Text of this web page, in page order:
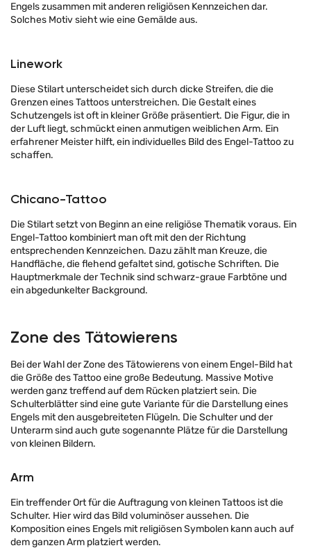
Engels zusammen mit anderen religiösen Kennzeichen dar.
Solches Motiv sieht wie eine Gemälde aus.
Linework
Diese Stilart unterscheidet sich durch dicke Streifen, die die
Grenzen eines Tattoos unterstreichen. Die Gestalt eines
Schutzengels ist oft in kleiner Größe präsentiert. Die Figur, die in
der Luft liegt, schmückt einen anmutigen weiblichen Arm. Ein
erfahrener Meister hilft, ein individuelles Bild des Engel-Tattoo zu
schaffen.
Chicano-Tattoo
Die Stilart setzt von Beginn an eine religiöse Thematik voraus. Ein
Engel-Tattoo kombiniert man oft mit den der Richtung
entsprechenden Kennzeichen. Dazu zählt man Kreuze, die
Handfläche, die flehend gefaltet sind, gotische Schriften. Die
Hauptmerkmale der Technik sind schwarz-graue Farbtöne und
ein abgedunkelter Background.
Zone des Tätowierens
Bei der Wahl der Zone des Tätowierens von einem Engel-Bild hat
die Größe des Tattoo eine große Bedeutung. Massive Motive
werden ganz treffend auf dem Rücken platziert sein. Die
Schulterblätter sind eine gute Variante für die Darstellung eines
Engels mit den ausgebreiteten Flügeln. Die Schulter und der
Unterarm sind auch gute sogenannte Plätze für die Darstellung
von kleinen Bildern.
Arm
Ein treffender Ort für die Auftragung von kleinen Tattoos ist die
Schulter. Hier wird das Bild voluminöser aussehen. Die
Komposition eines Engels mit religiösen Symbolen kann auch auf
dem ganzen Arm platziert werden.